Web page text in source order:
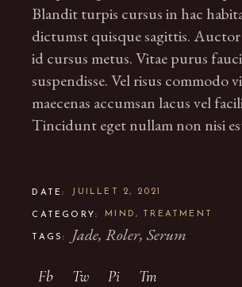
Blandit turpis cursus in hac
dictumst quisque sagittis.
id cursus metus. Vitae purus
suspendisse. Vel risus commodo
maecenas accumsan lacus vel
Tincidunt eget nullam non nisi
DATE: JUILLET 2, 2021
CATEGORY: MIND TREATMENT
TAGS: Jade Roler Serum
Fb Tw Pi Tm